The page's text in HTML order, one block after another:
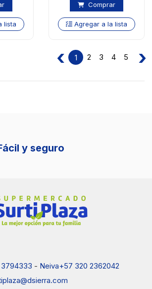
lista
Comprar
Agregar a la lista
‹ 1 2 3 4 5 ›
y seguro
3794333 - Neiva+57 320 2362042